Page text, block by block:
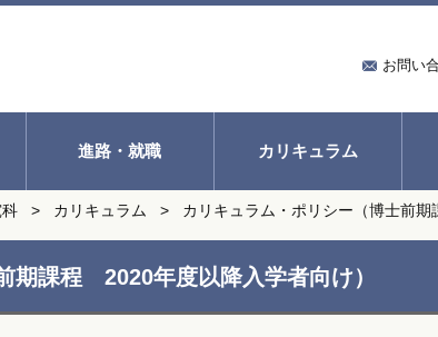
お問い
進路・就職 カリキュラム
カリキュラム カリキュラム・ポリシー（博士前
期課程 2020年度以降入学者向け）